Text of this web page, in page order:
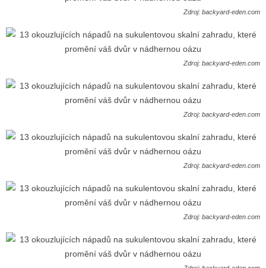
Zdroj: backyard-eden.com
Zdroj: backyard-eden.com
Zdroj: backyard-eden.com
Zdroj: backyard-eden.com
Zdroj: backyard-eden.com